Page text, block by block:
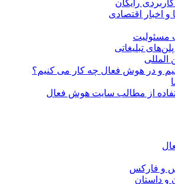
رایگان
و اخبار اقتصادی
مسئولیت
تبلیغاتی
المللی
و در هوش فعال چه کار می کنیم؟
از مطالب سایت هوش فعال
و فارکس
و داستان